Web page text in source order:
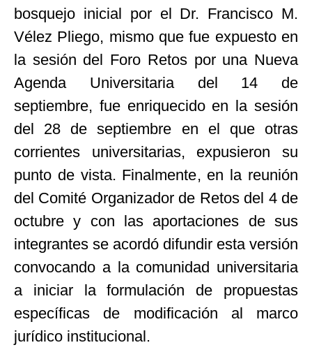
bosquejo inicial por el Dr. Francisco M.
Vélez Pliego, mismo que fue expuesto en
la sesión del Foro Retos por una Nueva
Agenda Universitaria del 14 de
septiembre, fue enriquecido en la sesión
del 28 de septiembre en el que otras
corrientes universitarias, expusieron su
punto de vista. Finalmente, en la reunión
del Comité Organizador de Retos del 4 de
octubre y con las aportaciones de sus
integrantes se acordó difundir esta versión
convocando a la comunidad universitaria
a iniciar la formulación de propuestas
específicas de modificación al marco
jurídico institucional.